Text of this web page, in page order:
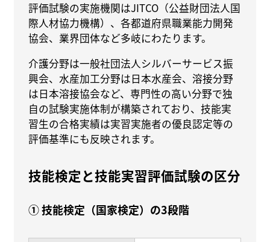
評価試験の実施機関はJITCO（公益財団法人国
際人材協力機構）、各都道府県職業能力開発
協会、業界団体など多岐にわたります。
介護分野は一般社団法人シルバーサービス振
興会、水産加工分野は日本水産会、溶接分野
は日本溶接協会など、専門性の高い分野で独
自の試験実施体制が構築されており、技能実
習生の合格実績は実習実施者の優良認定等の
評価基準にも反映されます。
技能検定と技能実習評価試験の区分
① 技能検定（国家検定）の3段階